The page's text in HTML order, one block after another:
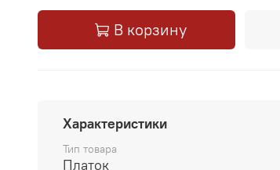
В корзину
Характеристики
Тип товара
Платок